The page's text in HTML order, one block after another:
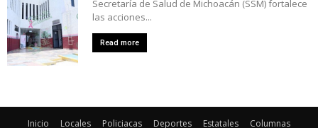
Secretaría de Salud de Michoacán (SSM) fortalece
las acciones...
Read more
Inicio Locales Policiacas Deportes Estatales Columnas